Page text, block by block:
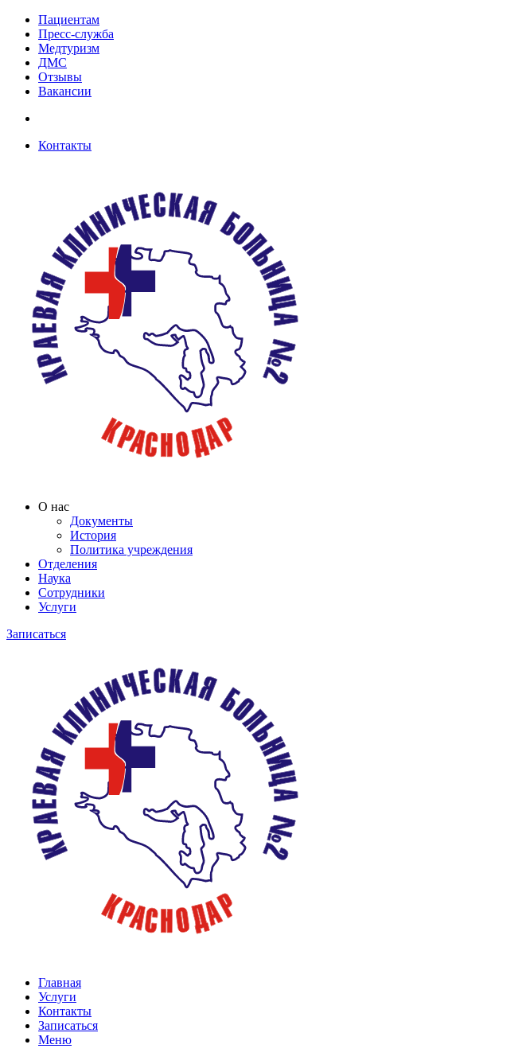
Пациентам
Пресс-служба
Медтуризм
ДМС
Отзывы
Вакансии
Контакты
О нас
Документы
История
Политика учреждения
Отделения
Наука
Сотрудники
Услуги
Записаться
Главная
Услуги
Контакты
Записаться
Меню